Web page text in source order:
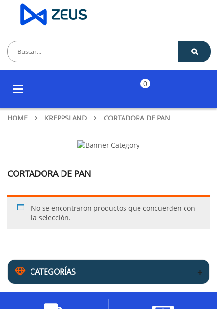
Toggle
0
HOME KREPPSLAND CORTADORA DE PAN
CATEGORÍAS
CORTADORA DE PAN
No se encontraron productos que concuerden con
la selección.